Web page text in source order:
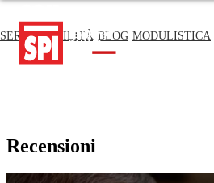
SERVIZI UTILITÀ BLOG MODULISTICA
Recensioni